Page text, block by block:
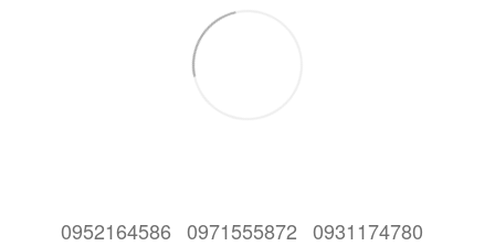
0952164586 0971555872 0931174780